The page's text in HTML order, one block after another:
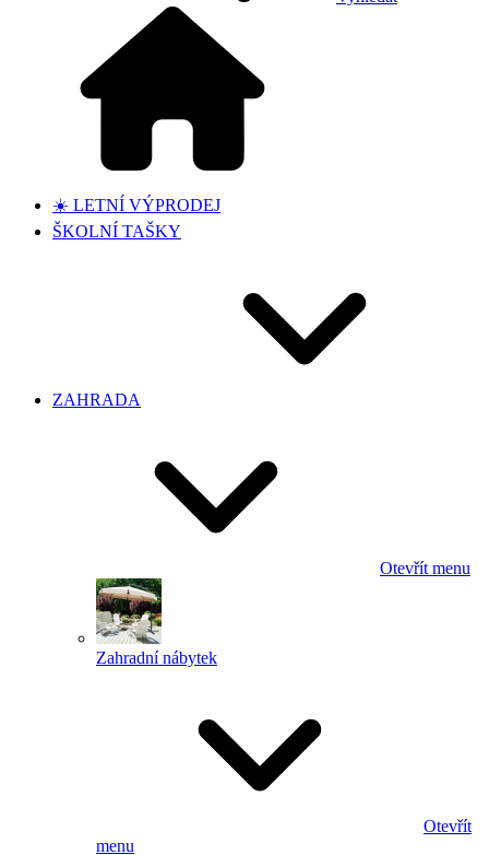
☀️ LETNÍ VÝPRODEJ
ŠKOLNÍ TAŠKY
ZAHRADA
Otevřít menu
Zahradní nábytek
Otevřít
menu